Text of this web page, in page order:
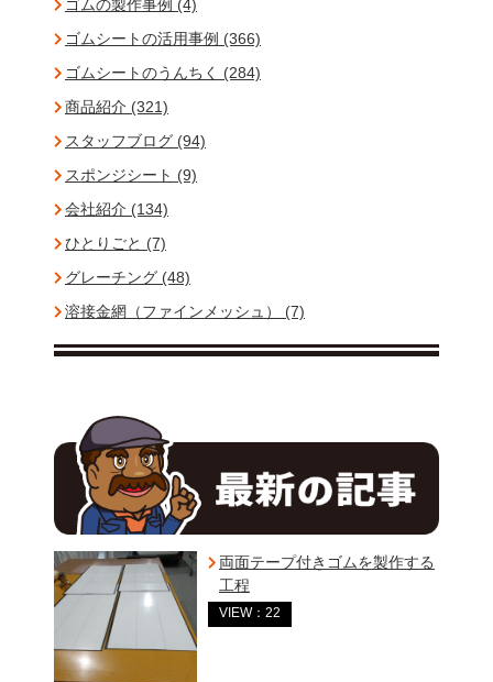
ゴムの製作事例 (4)
ゴムシートの活用事例 (366)
ゴムシートのうんちく (284)
商品紹介 (321)
スタッフブログ (94)
スポンジシート (9)
会社紹介 (134)
ひとりごと (7)
グレーチング (48)
溶接金網（ファインメッシュ） (7)
両面テープ付きゴムを製作する
工程
VIEW：22